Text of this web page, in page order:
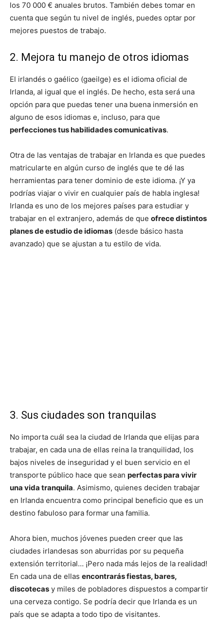
los 70 000 € anuales brutos. También debes tomar en
cuenta que según tu nivel de inglés, puedes optar por
mejores puestos de trabajo.
2. Mejora tu manejo de otros idiomas
El irlandés o gaélico (gaeilge) es el idioma oficial de
Irlanda, al igual que el inglés. De hecho, esta será una
opción para que puedas tener una buena inmersión en
alguno de esos idiomas e, incluso, para que
perfecciones tus habilidades comunicativas.
Otra de las ventajas de trabajar en Irlanda es que puedes
matricularte en algún curso de inglés que te dé las
herramientas para tener dominio de este idioma. ¡Y ya
podrías viajar o vivir en cualquier país de habla inglesa!
Irlanda es uno de los mejores países para estudiar y
trabajar en el extranjero, además de que ofrece distintos
planes de estudio de idiomas (desde básico hasta
avanzado) que se ajustan a tu estilo de vida.
3. Sus ciudades son tranquilas
No importa cuál sea la ciudad de Irlanda que elijas para
trabajar, en cada una de ellas reina la tranquilidad, los
bajos niveles de inseguridad y el buen servicio en el
transporte público hace que sean perfectas para vivir
una vida tranquila. Asimismo, quienes deciden trabajar
en Irlanda encuentra como principal beneficio que es un
destino fabuloso para formar una familia.
Ahora bien, muchos jóvenes pueden creer que las
ciudades irlandesas son aburridas por su pequeña
extensión territorial… ¡Pero nada más lejos de la realidad!
En cada una de ellas encontrarás fiestas, bares,
discotecas y miles de pobladores dispuestos a compartir
una cerveza contigo. Se podría decir que Irlanda es un
país que se adapta a todo tipo de visitantes.